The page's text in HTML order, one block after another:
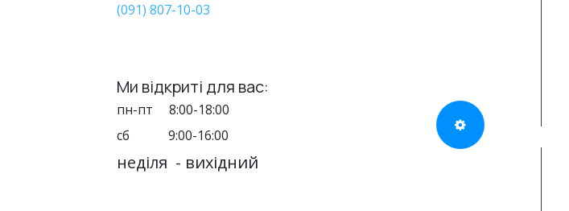
(091) 807-10-03
Ми відкриті для вас:
пн-пт 8:00-18:00
сб 9:00-16:00
неділя - вихідний